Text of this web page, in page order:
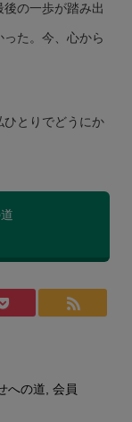
の一歩が踏み出
た。今、心から
とりでどうにか
への道 会員